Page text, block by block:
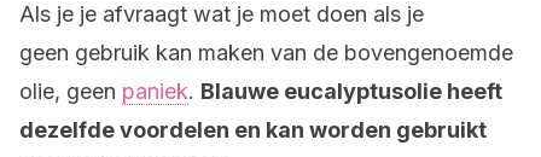
Als je je afvraagt wat je moet doen als je
geen gebruik kan maken van de bovengenoemde
olie, geen paniek. Blauwe eucalyptusolie heeft
dezelfde voordelen en kan worden gebruikt